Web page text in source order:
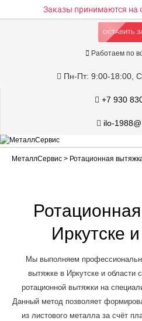
Заказы принимаются на
ОСТАВИТЬ
Работаем по
Пн-Пт: 9:00-18:00,
+7 930
ilo-
МеталлСервис > Ротационная
Иркутске
Мы выполняем
вытяжке в Иркутске и области
ротационной вытяжки на
Данный метод позволяет
из листового металла за счёт